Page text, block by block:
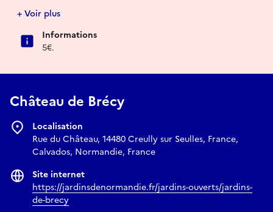
blanc nacré, côtoie Decumaria sinensis. Dans les bleus, les
clématites durandii ou jackmanii accompagnent les
agapanthes, le nepetas, les perovskias et les solanums. Une
nombreuse collection de clématites parsème le jardin ainsi
Brécy a gardé une forte empreinte médiévale, jardins
indépendants clos de murs, des acquisitions de la
Renaissance, sculpture et broderies, tout en annonçant les
grandes compositions des jardins français classiques, en
étroite relation avec la demeure.
+ Voir plus
Informations
5€.
Château de Brécy
Localisation
Rue du Château, 14480 Creully sur Seulles, France,
Calvados, Normandie, France
Site internet
https://jardinsdenormandie.fr/jardins-ouverts/jardins-
de-brecy